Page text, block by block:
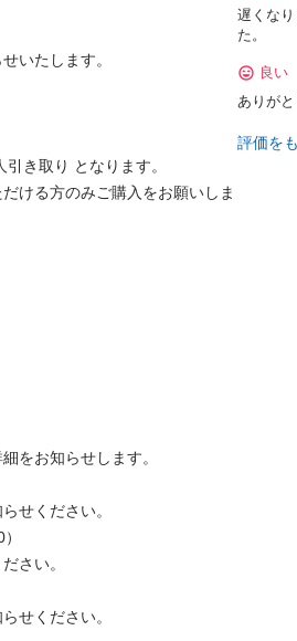
いたします。
き取り となります。
ける方のみご購入をお願いしま
をお知らせします。
せください。
さい。
せください。
遅くな
た。
良い
ありが
評価を